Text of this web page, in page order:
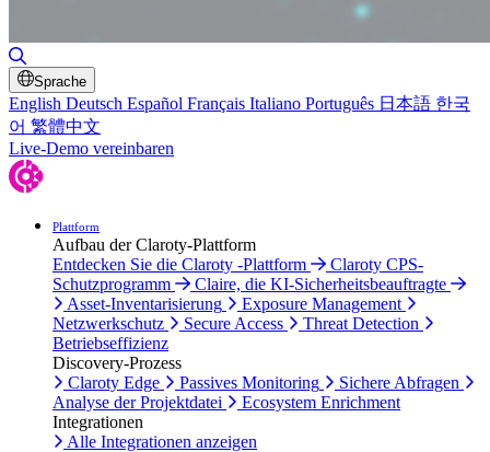
Sprache
English Deutsch Español Français Italiano Português 日本語 한국
어 繁體中文
Live-Demo vereinbaren
Plattform
Aufbau der Claroty-Plattform
Entdecken Sie die Claroty -Plattform
Claroty CPS-
Schutzprogramm
Claire, die KI-Sicherheitsbeauftragte
Asset-Inventarisierung
Exposure Management
Netzwerkschutz
Secure Access
Threat Detection
Betriebseffizienz
Discovery-Prozess
Claroty Edge
Passives Monitoring
Sichere Abfragen
Analyse der Projektdatei
Ecosystem Enrichment
Integrationen
Alle Integrationen anzeigen